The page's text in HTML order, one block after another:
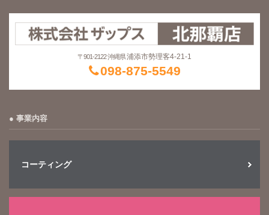
〒901-2122 沖縄県浦添市勢理客4-21-1
098-875-5549
事業内容
コーティング